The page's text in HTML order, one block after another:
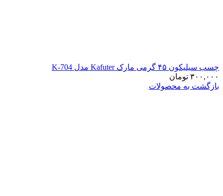
چسب سیلیکون ۴۵ گرمی مارک Kafuter مدل K-704
۳۰۰,۰۰۰ تومان
بازگشت به محصولات